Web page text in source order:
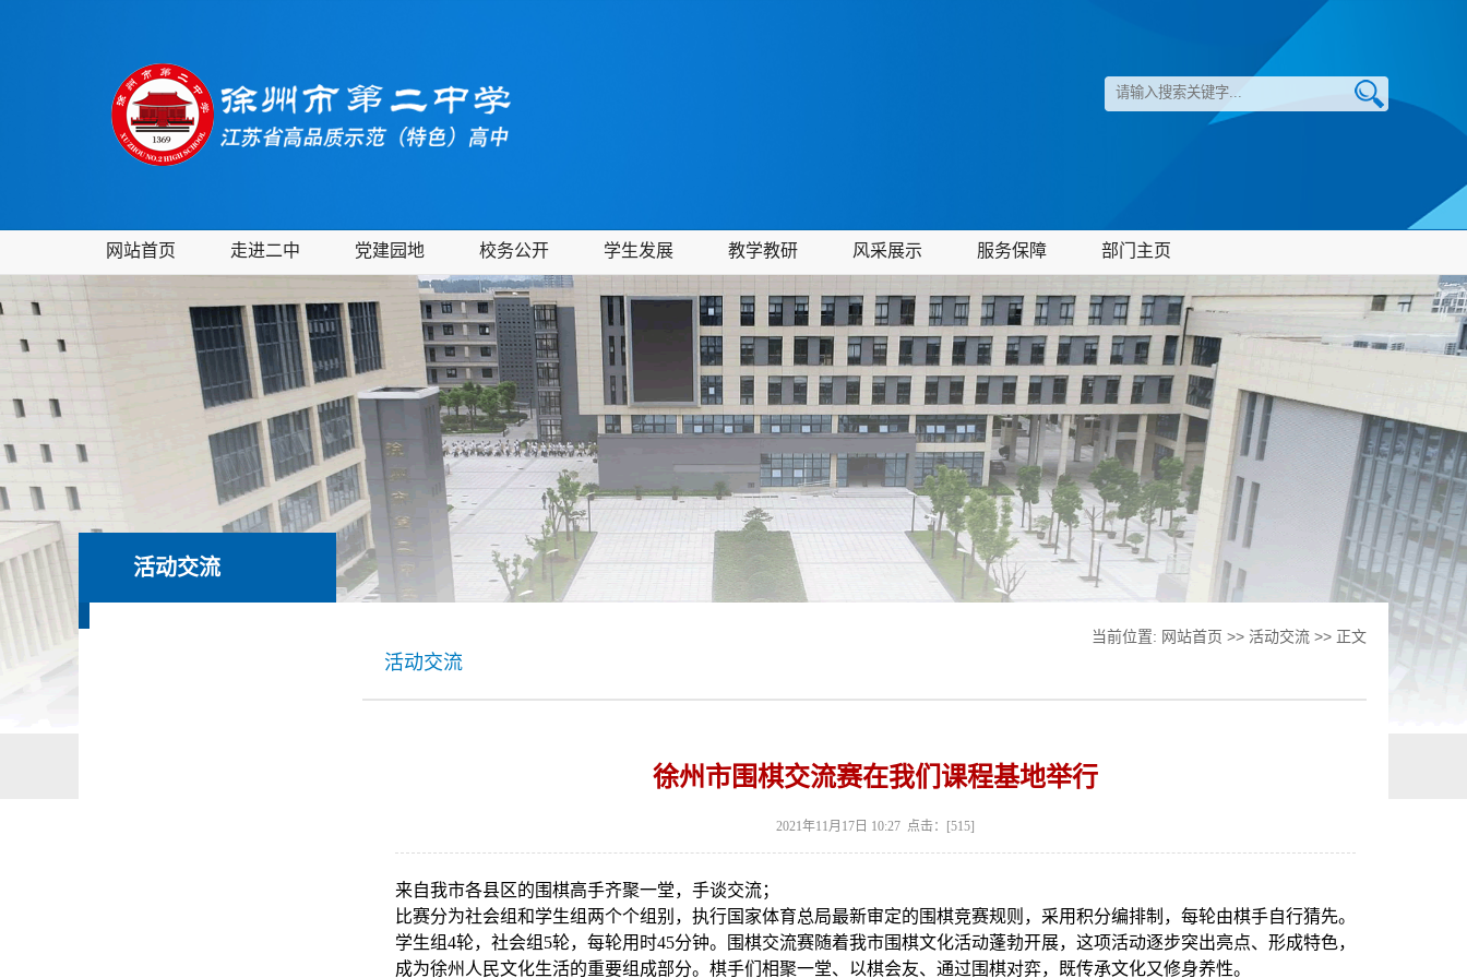
网站首页 走进二中 党建园地 校务公开 学生发展 教学教研 风采展示 服务保障 部门主页
活动交流
当前位置: 网站首页 >> 活动交流 >> 正文
活动交流
徐州市围棋交流赛在我们课程基地举行
2021年11月17日 10:27 点击：[515]
来自我市各县区的围棋高手齐聚一堂，手谈交流；
比赛分为社会组和学生组两个个组别，执行国家体育总局最新审定的围棋竞赛规则，采用积分编排制，每轮由棋手自行猜先。
学生组4轮，社会组5轮，每轮用时45分钟。围棋交流赛随着我市围棋文化活动蓬勃开展，这项活动逐步突出亮点、形成特色，
成为徐州人民文化生活的重要组成部分。棋手们相聚一堂、以棋会友、通过围棋对弈，既传承文化又修身养性。